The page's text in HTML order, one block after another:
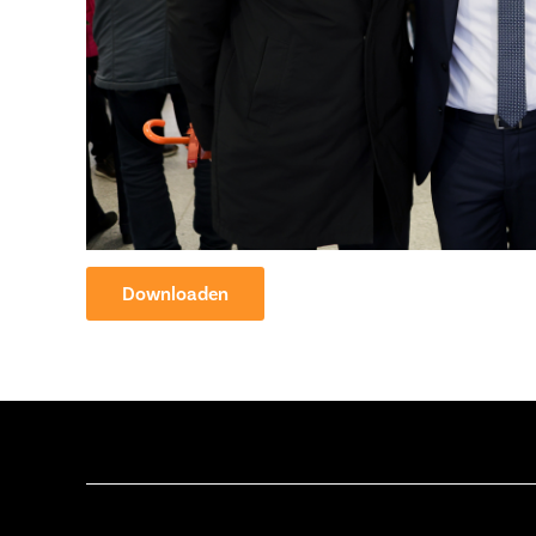
Downloaden